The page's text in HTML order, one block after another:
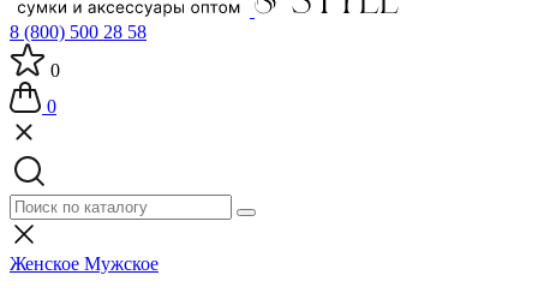
8 (800) 500 28 58
0
0
Женское Мужское